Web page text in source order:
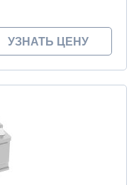
УЗНАТЬ ЦЕНУ